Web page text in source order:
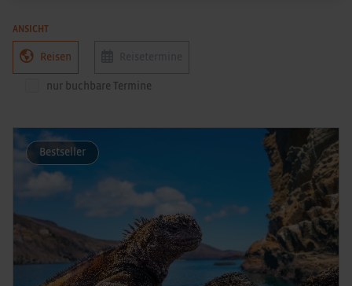
ANSICHT
Reisen
nur buchbare Termine
Bestseller